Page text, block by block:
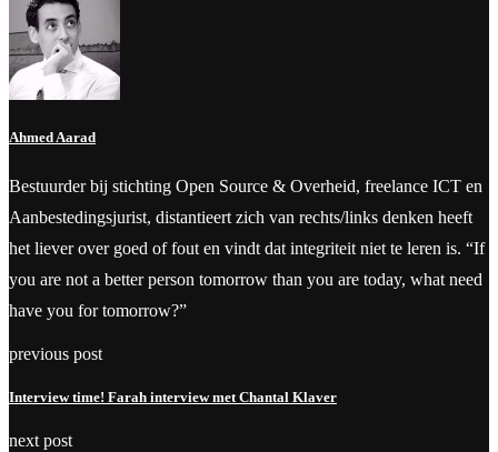
Ahmed Aarad
Bestuurder bij stichting Open Source & Overheid, freelance ICT en
Aanbestedingsjurist, distantieert zich van rechts/links denken heeft
het liever over goed of fout en vindt dat integriteit niet te leren is. “If
you are not a better person tomorrow than you are today, what need
have you for tomorrow?”
previous post
Interview time! Farah interview met Chantal Klaver
next post